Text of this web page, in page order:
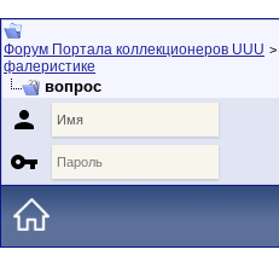
Форум Портала коллекционеров UUU >
фалеристике
вопрос

